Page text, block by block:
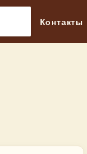
Контакты